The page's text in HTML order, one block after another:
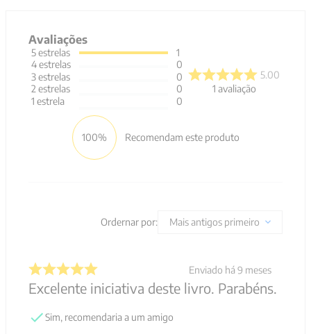
Avaliações
5estrelas
4estrelas
3estrelas
2 estrelas
1 estrela
1
0
0
0
0
5.00
1 avaliação
100% Recomendam este produto
Ordernar por: Mais antigos primeiro
Enviado há 9 meses
Excelente iniciativa deste livro. Parabéns.
Sim, recomendaria a um amigo